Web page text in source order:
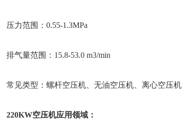
压力范围：0.55-1.3MPa
排气量范围：15.8-53.0 m3/min
常见类型：螺杆空压机、无油空压机、离心空压机
220KW空压机应用领域：